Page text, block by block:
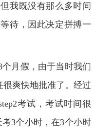
我既没有那么多时间
待，因此决定拼搏一
个月假，由于当时我们
爽快地批准了。经过
考试，考试时间很
考3个小时，在3个小时